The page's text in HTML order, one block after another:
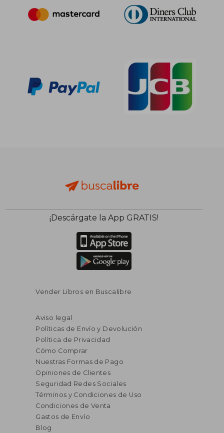
¡Descárgate la App GRATIS!
Vender Libros en Buscalibre
Aviso legal
Políticas de Envío y Devolución
Política de Privacidad
Cómo Comprar
Nuestras Formas de Pago
Opiniones de Clientes
Seguridad Redes Sociales
Términos y Condiciones de Uso
Condiciones de Venta
Gastos de Envío
Blog